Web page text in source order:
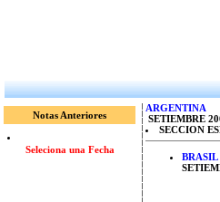
Notas Anteriores
Seleciona una Fecha
ARGENTINA
SETIEMBRE
SECCION
BRASIL